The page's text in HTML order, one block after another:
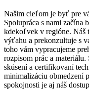
Našim cieľom je byť pre
Spolupráca s nami začína
kdekoľvek v regióne. Náš
výťahu a prekonzultuje s
toho vám vypracujeme
rozpisom prác a
skúsení a certifikovaní
minimalizáciu obmedzení
spokojnosti je aj náš